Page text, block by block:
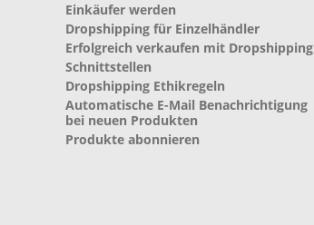
Einkäufer werden
Dropshipping für Einzelhändler
Erfolgreich verkaufen mit Dropshipping
Schnittstellen
Dropshipping Ethikregeln
Automatische E-Mail Benachrichtigung
bei neuen Produkten
Produkte abonnieren